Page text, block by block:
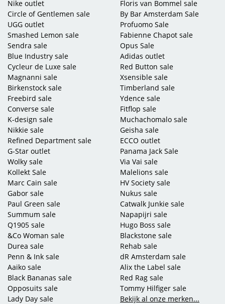
Nike outlet
Circle of Gentlemen sale
UGG outlet
Smashed Lemon sale
Sendra sale
Blue Industry sale
Cycleur de Luxe sale
Magnanni sale
Birkenstock sale
Freebird sale
Converse sale
K-design sale
Nikkie sale
Refined Department sale
Floris van Bommel sale
By Bar Amsterdam Sale
Profuomo Sale
Fabienne Chapot sale
Opus Sale
Adidas outlet
Red Button sale
Xsensible sale
Timberland sale
Ydence sale
Fitflop sale
Muchachomalo sale
Geisha sale
ECCO outlet
G-Star outlet
Wolky sale
Kollekt Sale
Marc Cain sale
Gabor sale
Paul Green sale
Summum sale
Q1905 sale
&Co Woman sale
Durea sale
Penn & Ink sale
Aaiko sale
Black Bananas sale
Opposuits sale
Lady Day sale
Panama Jack Sale
Via Vai sale
Malelions sale
HV Society sale
Nukus sale
Catwalk Junkie sale
Napapijri sale
Hugo Boss sale
Blackstone sale
Rehab sale
dR Amsterdam sale
Alix the Label sale
Red Rag sale
Tommy Hilfiger sale
Bekijk al onze merken...